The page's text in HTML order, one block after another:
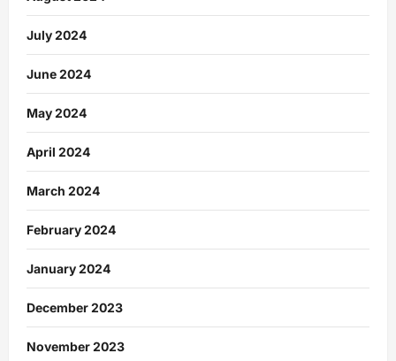
July 2024
June 2024
May 2024
April 2024
March 2024
February 2024
January 2024
December 2023
November 2023